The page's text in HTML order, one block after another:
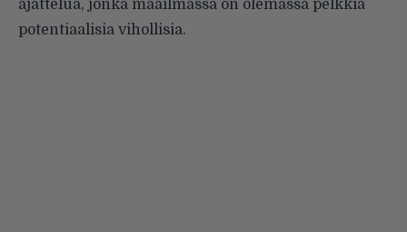
ajattelua, jonka maailmassa on olemassa pelkkiä
potentiaalisia vihollisia.